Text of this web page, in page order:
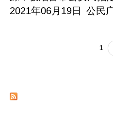
2021年06月19日
公民
1